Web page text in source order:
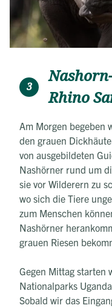
3
Rhino
Am Morgen begeben
den grauen
von ausgebildeten
Nashörner rund um
sie vor Wilderern zu
wo sich die Tiere
zum Menschen
Nashörner
grauen Riesen
Gegen Mittag starten
Nationalparks
Sobald wir das